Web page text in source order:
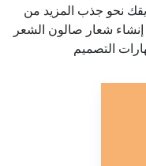
نحو جذب المزيد من
إنشاء شعار صالون الشعر